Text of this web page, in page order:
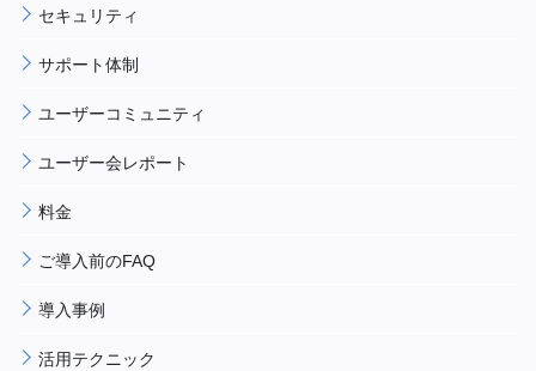
セキュリティ
サポート体制
ユーザーコミュニティ
ユーザー会レポート
料金
ご導入前のFAQ
導入事例
活用テクニック